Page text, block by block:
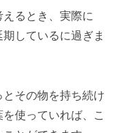
えるとき、実際に
しているに過ぎま
その物を持ち続け
使っていれば、こ